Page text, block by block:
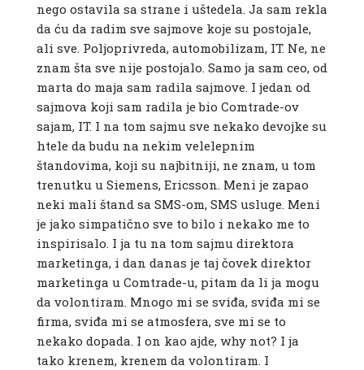
nego ostavila sa strane i uštedela. Ja sam rekla
da ću da radim sve sajmove koje su postojale,
ali sve. Poljoprivreda, automobilizam, IT. Ne, ne
znam šta sve nije postojalo. Samo ja sam ceo, od
marta do maja sam radila sajmove. I jedan od
sajmova koji sam radila je bio Comtrade-ov
sajam, IT. I na tom sajmu sve nekako devojke su
htele da budu na nekim velelepnim
štandovima, koji su najbitniji, ne znam, u tom
trenutku u Siemens, Ericsson. Meni je zapao
neki mali štand sa SMS-om, SMS usluge. Meni
je jako simpatično sve to bilo i nekako me to
inspirisalo. I ja tu na tom sajmu direktora
marketinga, i dan danas je taj čovek direktor
marketinga u Comtrade-u, pitam da li ja mogu
da volontiram. Mnogo mi se sviđa, sviđa mi se
firma, sviđa mi se atmosfera, sve mi se to
nekako dopada. I on kao ajde, why not? I ja
tako krenem, krenem da volontiram. I